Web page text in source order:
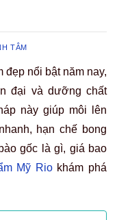
TÂM
đẹp nổi bật năm nay,
đại và dưỡng chất
này giúp môi lên
hạn chế bong
gốc là gì, giá bao
Mỹ Riokhám phá